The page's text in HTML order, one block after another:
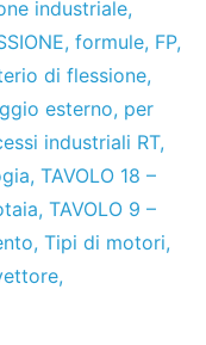
industriale,
, formule, FP,
di flessione,
esterno, per
industriali RT,
, TAVOLO 18 –
, TAVOLO 9 –
, Tipi di motori,
,